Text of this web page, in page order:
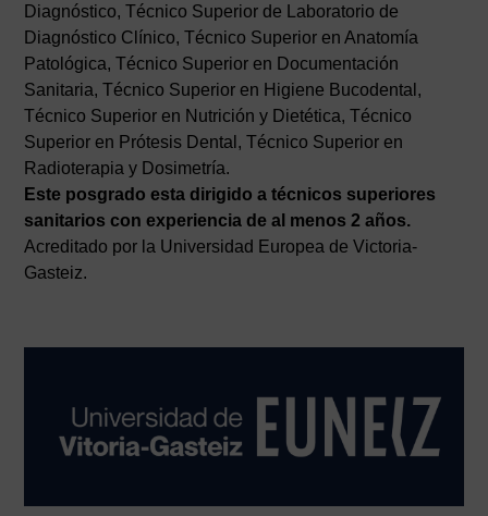
Diagnóstico, Técnico Superior de Laboratorio de
Diagnóstico Clínico, Técnico Superior en Anatomía
Patológica, Técnico Superior en Documentación
Sanitaria, Técnico Superior en Higiene Bucodental,
Técnico Superior en Nutrición y Dietética, Técnico
Superior en Prótesis Dental, Técnico Superior en
Radioterapia y Dosimetría.
Este posgrado esta dirigido a técnicos superiores
sanitarios con experiencia de al menos 2 años.
Acreditado por la Universidad Europea de Victoria-
Gasteiz.